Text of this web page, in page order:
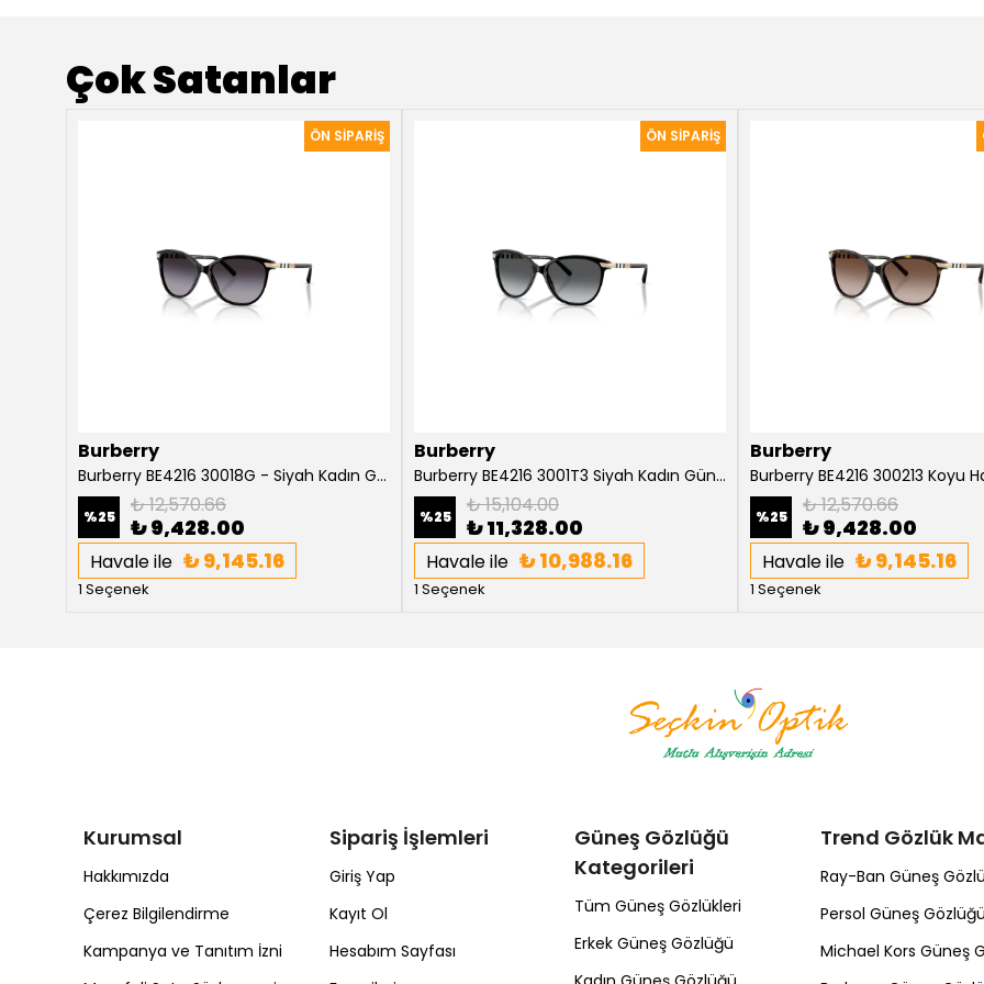
Çok Satanlar
Burberry
Burberry BE4216 30018G - Siyah Kadın Güneş Gözlüğü
%25 ₺ 12,570.66
₺ 9,428.00
Havale ile ₺ 9,145.16
1 Seçenek
Burberry
Burberry BE4216 3001T3 Siyah Kadın Güneş Gözlüğü
%25 ₺ 15,104.00
₺ 11,328.00
Havale ile ₺ 10,988.16
1 Seçenek
Burberry
%25 ₺ 12,570.66
₺ 9,428.00
Havale ile ₺ 9,145.16
1 Seçenek
Kurumsal
Hakkımızda
Çerez Bilgilendirme
Kampanya ve Tanıtım İzni
Sipariş İşlemleri
Giriş Yap
Kayıt Ol
Hesabım Sayfası
Güneş Gözlüğü
Kategorileri
Tüm Güneş Gözlükleri
Erkek Güneş Gözlüğü
Trend Gözlük
Ray-Ban Güneş
Persol Güneş Gözlüğü
Michael Kors Güneş